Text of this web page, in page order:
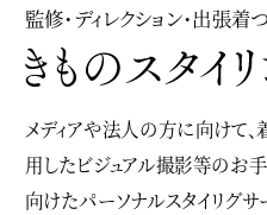
監修・ディレクション・出張着
メディアや法人の方に向けて
用したビジュアル撮影等のお
向けたパーソナルスタイリグ